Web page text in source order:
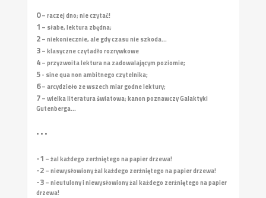
0– raczej dno; nie czytać!
1 – słabe, lektura zbędna;
2– niekoniecznie, ale gdy czasu nie szkoda...
3– klasyczne czytadło rozrywkowe
4– przyzwoita lektura na zadowalającym poziomie;
5- sine qua non ambitnego czytelnika;
6– arcydzieło ze wszech miar godne lektury;
7– wielka literatura światowa; kanon poznawczy Galaktyki
Gutenberga...
• • •
-1 – żal każdego zerżniętego na papier drzewa!
-2– niewysłowiony żal każdego zerżniętego na papier drzewa!
-3– nieutulony i niewysłowiony żal każdego zerżniętego na papier
drzewa!